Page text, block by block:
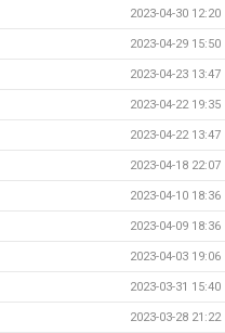
2023-04-30 12:20
2023-04-29 15:50
2023-04-23 13:47
2023-04-22 19:35
2023-04-22 13:47
2023-04-18 22:07
2023-04-10 18:36
2023-04-09 18:36
2023-04-03 19:06
2023-03-31 15:40
2023-03-28 21:22